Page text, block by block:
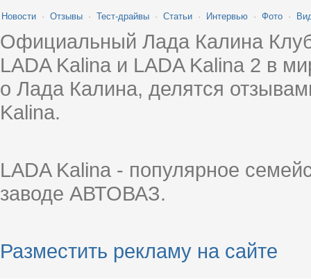
Новости · Отзывы · Тест-драйвы · Статьи · Интервью · Фото ·
Официальный Лада Калина
LADA Kalina и LADA Kalina 2 в
о Лада Калина, делятся
Kalina.
LADA Kalina - популярное
заводе АВТОВАЗ.
Разместить рекламу на сайте